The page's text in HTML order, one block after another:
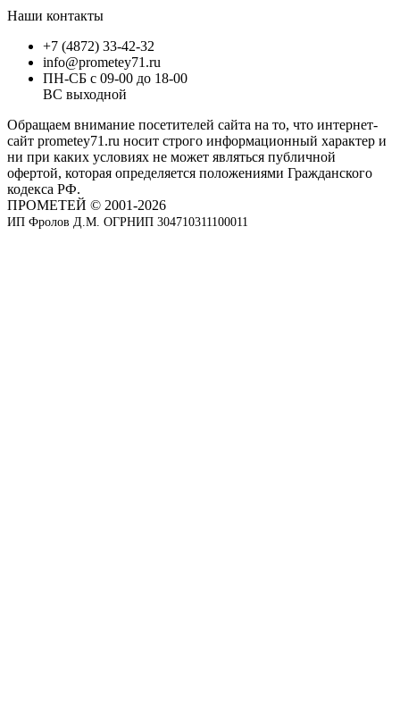
Наши контакты
+7 (4872) 33-42-32
info@prometey71.ru
ПН-СБ с 09-00 до 18-00
ВС выходной
Обращаем внимание посетителей сайта на то, что интернет-
сайт prometey71.ru носит строго информационный характер и
ни при каких условиях не может являться публичной
офертой, которая определяется положениями Гражданского
кодекса РФ.
ПРОМЕТЕЙ © 2001-2026
ИП Фролов Д.М. ОГРНИП 304710311100011